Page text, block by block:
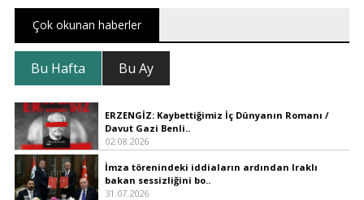
Çok okunan haberler
Bu Hafta Bu Ay
ERZENGİZ: Kaybettiğimiz İç Dünyanın Romanı /
Davut Gazi Benli..
02.08.2026
İmza törenindeki iddiaların ardından Iraklı
bakan sessizliğini bo..
31.07.2026